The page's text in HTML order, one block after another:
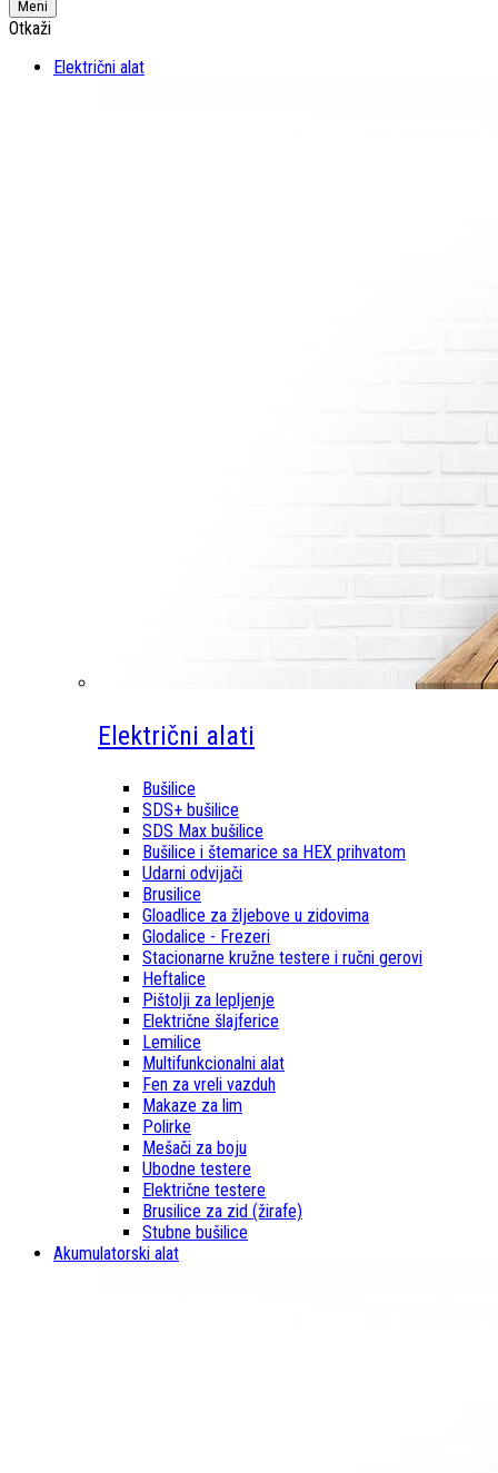
Meni
Otkaži
Električni alat
Električni alati
Bušilice
SDS+ bušilice
SDS Max bušilice
Bušilice i štemarice sa HEX prihvatom
Udarni odvijači
Brusilice
Gloadlice za žljebove u zidovima
Glodalice - Frezeri
Stacionarne kružne testere i ručni gerovi
Heftalice
Pištolji za lepljenje
Električne šlajferice
Lemilice
Multifunkcionalni alat
Fen za vreli vazduh
Makaze za lim
Polirke
Mešači za boju
Ubodne testere
Električne testere
Brusilice za zid (žirafe)
Stubne bušilice
Akumulatorski alat